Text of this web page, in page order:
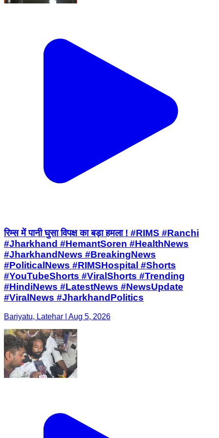
रिम्स में पानी घुसा विपक्ष का बड़ा हमला ! #RIMS #Ranchi
#Jharkhand #HemantSoren #HealthNews
#JharkhandNews #BreakingNews
#PoliticalNews #RIMSHospital #Shorts
#YouTubeShorts #ViralShorts #Trending
#HindiNews #LatestNews #NewsUpdate
#ViralNews #JharkhandPolitics
Bariyatu, Latehar | Aug 5, 2026